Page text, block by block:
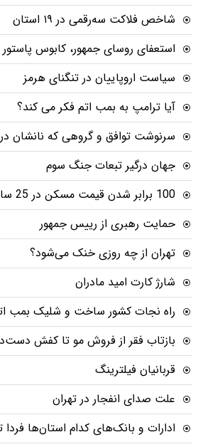
شاخص فلاکت سه‌رقمی در ۱۹ استان
استعفای روسای جمهور، کابوس پاستور
سیاست اروپاییان در تنگنای هرمز
آیا ترامپ به بمب اتم فکر می کند؟
سرنوشت توافق و گروهی که نانشان
جهان درگیر تبعات جنگ سوم
100 برابر شدن قیمت مسکن در 25 سال
حمایت رهبری از رییس جمهور
تهران از چه روزی خنک می‌شود؟
شارژ کارت امید مادران
راه نجات کشور ساخت و شلیک بمب
بازتاب فقر از فروش مو تا کفش
قربانیان فیلترینگ
علت صدای انفجار در تهران
ادارات و بانک‌های کدام استان‌ها